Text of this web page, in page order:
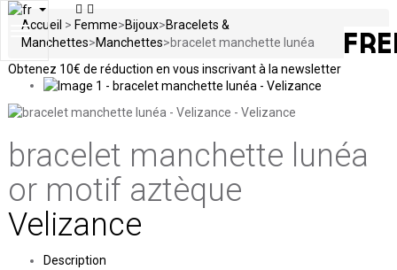
Toggle
navigation
Obtenez 10€ de réduction en vous inscrivant à la newsletter
Accueil > Femme>Bijoux>Bracelets &
Manchettes>Manchettes>bracelet manchette lunéa
bracelet manchette lunéa
or motif aztèque
Velizance
Description